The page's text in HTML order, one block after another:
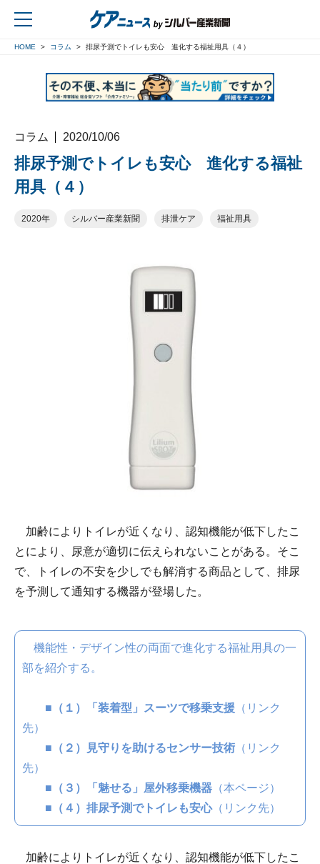
HOME コラム 排尿予測でトイレも安心 進化する福祉用具（４）
コラム 2020/10/06
排尿予測でトイレも安心 進化する福祉
用具（４）
2020年 シルバー産業新聞 排泄ケア 福祉用具
加齢によりトイレが近くなり、認知機能が低下したこ
とにより、尿意が適切に伝えられないことがある。そこ
で、トイレの不安を少しでも解消する商品として、排尿
を予測して通知する機器が登場した。
機能性・デザイン性の両面で進化する福祉用具の一
部を紹介する。
■ （１）「装着型」スーツで移乗支援 （リンク
先）
■ （２）見守りを助けるセンサー技術 （リンク
先）
■ （３）「魅せる」屋外移乗機器 （本ページ）
■（４）排尿予測でトイレも安心（リンク先）
加齢によりトイレが近くなり、認知機能が低下したこ